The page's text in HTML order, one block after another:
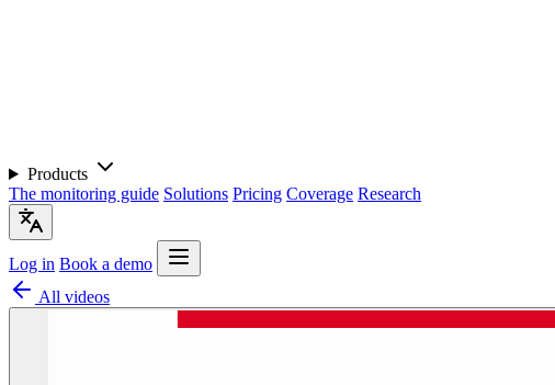
Products
The monitoring guide Solutions Pricing Coverage Research
Log in Book a demo
All videos